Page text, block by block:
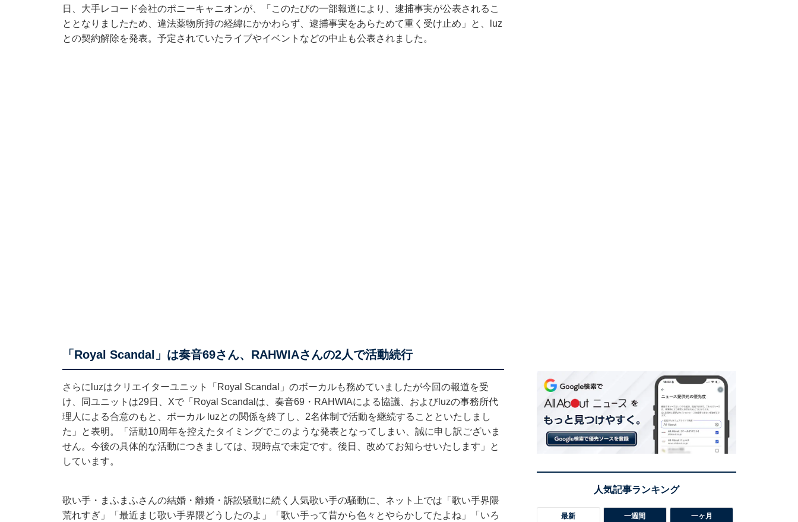
日、大手レコード会社のポニーキャニオンが、「このたびの一部報道により、逮捕事実が公表されるこ
ととなりましたため、違法薬物所持の経緯にかかわらず、逮捕事実をあらためて重く受け止め」と、luz
との契約解除を発表。予定されていたライブやイベントなどの中止も公表されました。
「Royal Scandal」は奏音69さん、RAHWIAさんの2人で活動続行
さらにluzはクリエイターユニット「Royal Scandal」のボーカルも務めていましたが今回の報道を受
け、同ユニットは29日、Xで「Royal Scandalは、奏音69・RAHWIAによる協議、およびluzの事務所代
理人による合意のもと、ボーカル luzとの関係を終了し、2名体制で活動を継続することといたしまし
た」と表明。「活動10周年を控えたタイミングでこのような発表となってしまい、誠に申し訳ございま
せん。今後の具体的な活動につきましては、現時点で未定です。後日、改めてお知らせいたします」と
しています。
歌い手・まふまふさんの結婚・離婚・訴訟騒動に続く人気歌い手の騒動に、ネット上では「歌い手界隈
荒れすぎ」「最近まじ歌い手界隈どうしたのよ」「歌い手って昔から色々とやらかしてたよね」「いろ
最新 一週間 一ヶ月